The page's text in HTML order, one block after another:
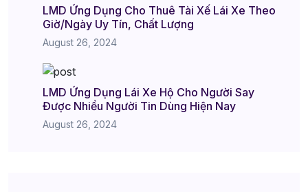
LMD Ứng Dụng Cho Thuê Tài Xế Lái Xe Theo
Giờ/Ngày Uy Tín, Chất Lượng
August 26, 2024
LMD Ứng Dụng Lái Xe Hộ Cho Người Say
Được Nhiều Người Tin Dùng Hiện Nay
August 26, 2024